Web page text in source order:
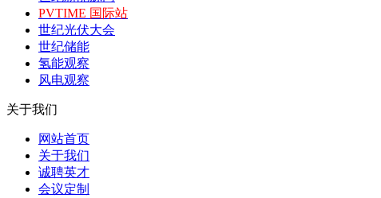
PVTIME 国际站
世纪光伏大会
世纪储能
氢能观察
风电观察
关于我们
网站首页
关于我们
诚聘英才
会议定制